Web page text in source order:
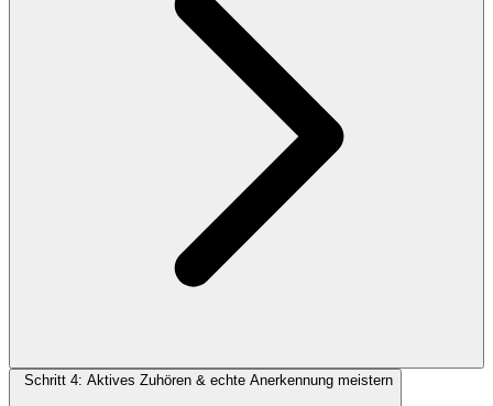
Schritt 4: Aktives Zuhören & echte Anerkennung meistern